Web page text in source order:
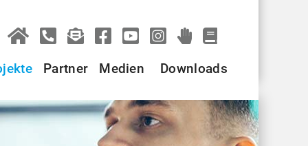
Partner Medien Downloads